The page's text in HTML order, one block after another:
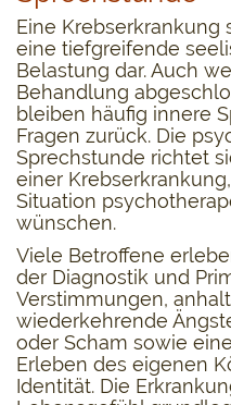
Eine
eine tiefgreifende
Belastung dar. Auch
Behandlung
bleiben häufig innere
Fragen zurück. Die
Sprechstunde richtet
einer
Situation
wünschen.
Viele Betroffene
der Diagnostik und
Verstimmungen,
wiederkehrende
oder Scham sowie
Erleben des eigenen
Identität. Die